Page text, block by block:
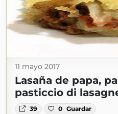
11 mayo 2017
Lasaña de papa,
pasticcio di
39 0 Guardar